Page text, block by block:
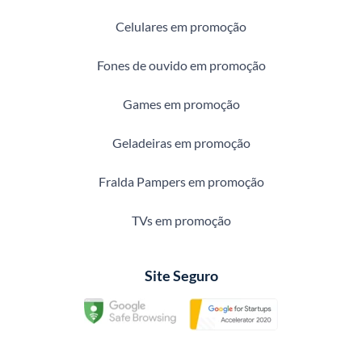
Celulares em promoção
Fones de ouvido em promoção
Games em promoção
Geladeiras em promoção
Fralda Pampers em promoção
TVs em promoção
Site Seguro